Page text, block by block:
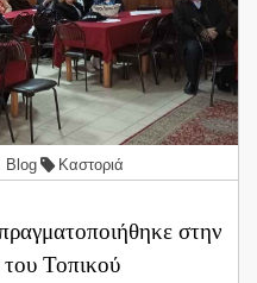
Blog Καστοριά
στην
Τοπικού